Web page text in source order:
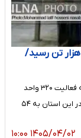
ظرفیت تولید گوشت مرغ در هرمزگان به ۵۴ هزار تن رسید/
رئیس سازمان جهاد کشاورزی استان هرمزگان با اشاره به فعالیت ۳۲۰ واحد
مرغداری، اعلام کرد: ظرفیت تولید سالانه گوشت سفید در این استان به ۵۴
۱۴۰۵/۰۴/۰۲ ۱۰:۰۰